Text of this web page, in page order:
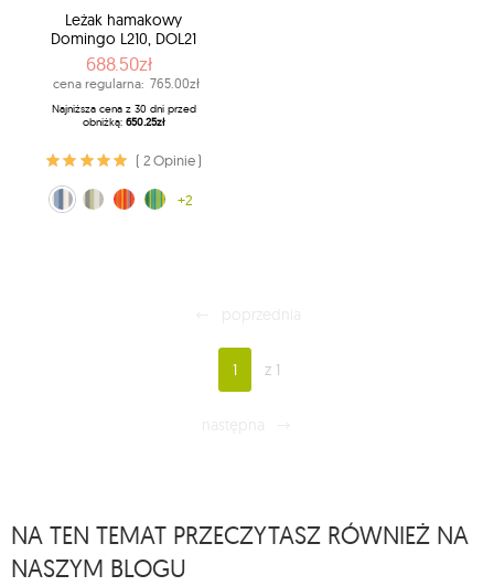
Leżak hamakowy
Domingo L210, DOL21
688.50zł
cena regularna: 765.00zł
Najniższa cena z 30 dni przed
obniżką: 650.25zł
( 2 Opinie )
biało-niebieski (13)
biało-zielony (14)
czerwono-pomarańczowy (28)
zielony (48)
+2
1 z 1
NA TEN TEMAT PRZECZYTASZ RÓWNIEŻ NA
NASZYM BLOGU